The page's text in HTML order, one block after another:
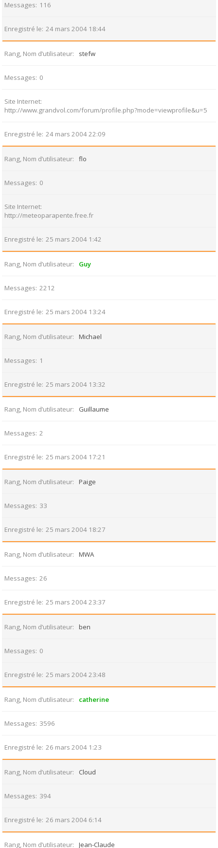
Messages 116
Enregistré le 24 mars 2004 18:44
Rang, Nom d’utilisateur stefw
Messages 0
Site Internet
http://www.grandvol.com/forum/profile.php?mode=viewprofile&u=5
Enregistré le 24 mars 2004 22:09
Rang, Nom d’utilisateur flo
Messages 0
Site Internet
http://meteoparapente.free.fr
Enregistré le 25 mars 2004 1:42
Rang, Nom d’utilisateur Guy
Messages 2212
Enregistré le 25 mars 2004 13:24
Rang, Nom d’utilisateur Michael
Messages 1
Enregistré le 25 mars 2004 13:32
Rang, Nom d’utilisateur Guillaume
Messages 2
Enregistré le 25 mars 2004 17:21
Rang, Nom d’utilisateur Paige
Messages 33
Enregistré le 25 mars 2004 18:27
Rang, Nom d’utilisateur MWA
Messages 26
Enregistré le 25 mars 2004 23:37
Rang, Nom d’utilisateur ben
Messages 0
Enregistré le 25 mars 2004 23:48
Rang, Nom d’utilisateur catherine
Messages 3596
Enregistré le 26 mars 2004 1:23
Rang, Nom d’utilisateur Cloud
Messages 394
Enregistré le 26 mars 2004 6:14
Rang, Nom d’utilisateur Jean-Claude